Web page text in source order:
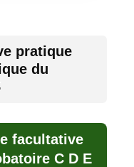
pratique
du
facultative
C D E